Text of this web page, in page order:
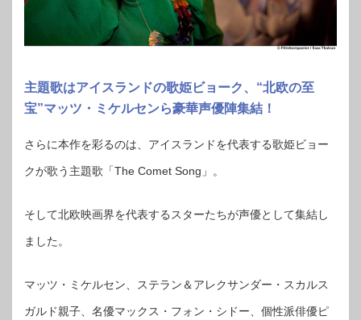
主題歌はアイスランドの歌姫ビョーク、“北欧の至
宝”マッツ・ミケルセンら豪華声優陣集結！
さらに本作を彩るのは、アイスランドを代表する歌姫ビョー
クが歌う主題歌「The Comet Song」。
そして北欧映画界を代表するスターたちが声優として集結し
ました。
マッツ・ミケルセン、ステラン＆アレクサンダー・スカルス
ガルド親子、名優マックス・フォン・シドー、個性派俳優ピ